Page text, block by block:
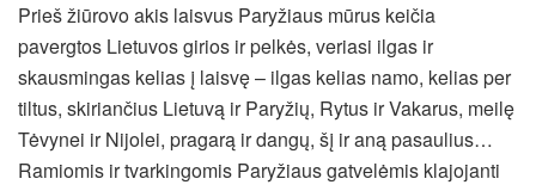
Prieš žiūrovo akis laisvus Paryžiaus mūrus keičia
pavergtos Lietuvos girios ir pelkės, veriasi ilgas ir
skausmingas kelias į laisvę – ilgas kelias namo, kelias per
tiltus, skiriančius Lietuvą ir Paryžių, Rytus ir Vakarus, meilę
Tėvynei ir Nijolei, pragarą ir dangų, šį ir aną pasaulius…
Ramiomis ir tvarkingomis Paryžiaus gatvelėmis klajojanti